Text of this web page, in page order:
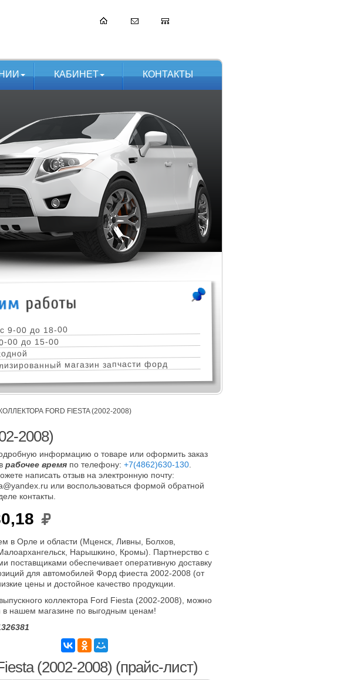
КАБИНЕТ КОНТАКТЫ
с 9-00 до 18-00
00 до 15-00
магазин запчасти форд
FORD FIESTA (2002-2008)
2008)
информацию о товаре или оформить заказ
рабочее время по телефону: +7(4862)630-130
написать отзыв на электронную почту:
или воспользоваться формой обратной
контакты.
в Орле и области (Мценск, Ливны, Болхов,
Нарышкино, Кромы). Партнерство с
поставщиками обеспечивает оперативную доставку
для автомобилей Форд фиеста 2002-2008 (от
цены и достойное качество продукции.
коллектора Ford Fiesta (2002-2008), можно
в нашем магазине по выгодным ценам!
(2002-2008) (прайс-лист)